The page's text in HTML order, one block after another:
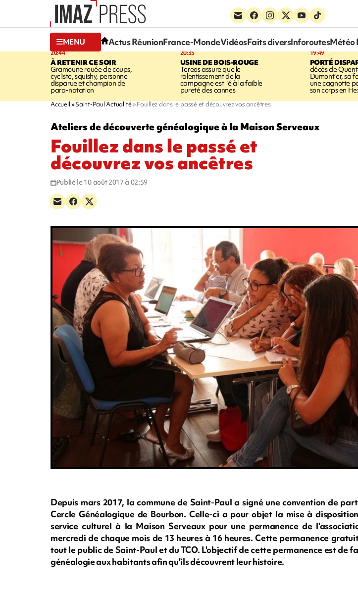
MENU Actus RéunionFrance-MondeVidéosFaits diversInforoutesMétéo
20:44
À RETENIR CE SOIR
Gramoune rouée de coups,
cycliste, squishy, personne
disparue et champion de
para-natation
20:35
USINE DE BOIS-ROUGE
Tereos assure que le
ralentissement de la
campagne est lié à la faible
pureté des cannes
19:49
PORTÉ
décès de
Dumontier, sa
une cagnotte
son corps en
Accueil Saint-Paul Actualité Fouillez dans le passé et découvrez vos ancêtres
Ateliers de découverte généalogique à la Maison Serveaux
Fouillez dans le passé et
découvrez vos ancêtres
Publié le 10 août 2017 à 02:59
Depuis mars 2017, la commune de Saint-Paul a signé une convention de
Cercle Généalogique de Bourbon. Celle-ci a pour objet la mise à
service culturel à la Maison Serveaux pour une permanence de
mercredi de chaque mois de 13 heures à 16 heures. Cette permanence
tout le public de Saint-Paul et du TCO. L'objectif de cette permanence est de
généalogie aux habitants afin qu'ils découvrent leur histoire.